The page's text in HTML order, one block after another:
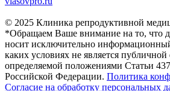
© 2025 Клиника репродуктивной
*Обращаем Ваше внимание на то, что
носит исключительно
каких условиях не является публичной
определяемой положениями Статьи
Российской Федерации. Политика
Согласие на обработку персональных